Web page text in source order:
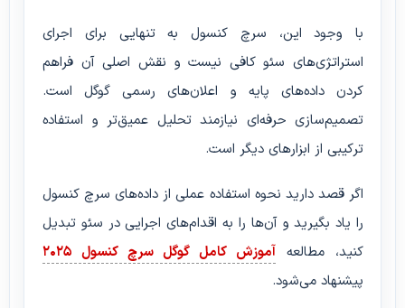
با وجود این، سرچ کنسول به تنهایی برای اجرای
استراتژی‌های سئو کافی نیست و نقش اصلی آن فراهم
کردن داده‌های پایه و اعلان‌های رسمی گوگل است.
تصمیم‌سازی حرفه‌ای نیازمند تحلیل عمیق‌تر و استفاده
ترکیبی از ابزارهای دیگر است.
اگر قصد دارید نحوه استفاده عملی از داده‌های سرچ کنسول
را یاد بگیرید و آن‌ها را به اقدام‌های اجرایی در سئو تبدیل
کنید، مطالعه آموزش کامل گوگل سرچ کنسول ۲۰۲۵
پیشنهاد می‌شود.